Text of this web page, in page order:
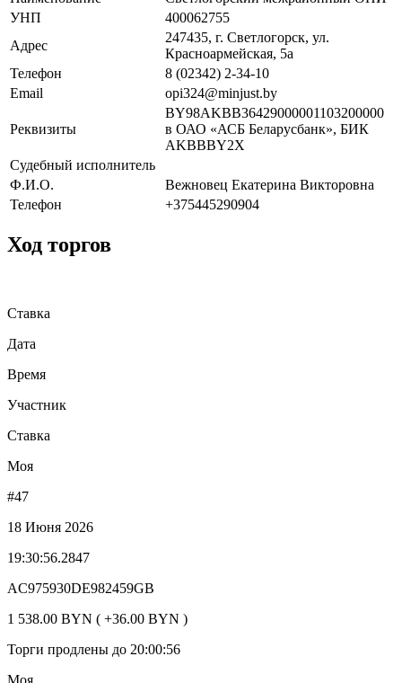
УНП
400062755
Адрес
247435, г. Светлогорск, ул.
Красноармейская, 5а
Телефон
8 (02342) 2-34-10
Email
opi324@minjust.by
Реквизиты
BY98AKBB36429000001103200000
в ОАО «АСБ Беларусбанк», БИК
AKBBBY2X
Судебный исполнитель
Ф.И.О.
Вежновец Екатерина Викторовна
Телефон
+375445290904
Ход торгов
Ставка
Дата
Время
Участник
Ставка
Моя
#47
18 Июня 2026
19:30:56.2847
AC975930DE982459GB
1 538.00 BYN ( +36.00 BYN )
Торги продлены до 20:00:56